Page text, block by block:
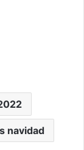
navidad